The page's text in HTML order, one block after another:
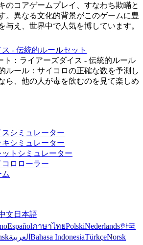
のコアゲームプレイ、すなわち欺瞞と
。異なる文化的背景がこのゲームに豊
与え、世界中で人気を博しています。
- 伝統的ルールセット
ト：ライアーズダイス - 伝統的ルール
ルール：サイコロの正確な数を予測し
ら、他の人が毒を飲むのを見て楽しめ
シミュレーター
シミュレーター
ットシミュレーター
ロローラー
文 日本語
EspañolภาษาไทยPolskiNederlands한국
العربية Bahasa IndonesiaTürkçeNorsk